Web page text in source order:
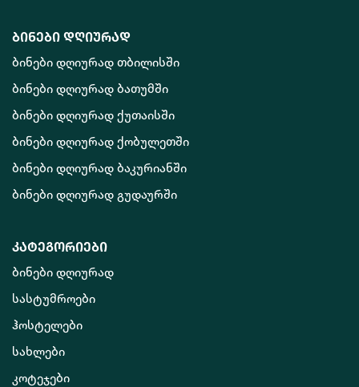
ბინები დღიურად
ბინები დღიურად თბილისში
ბინები დღიურად ბათუმში
ბინები დღიურად ქუთაისში
ბინები დღიურად ქობულეთში
ბინები დღიურად ბაკურიანში
ბინები დღიურად გუდაურში
კატეგორიები
ბინები დღიურად
სასტუმროები
ჰოსტელები
სახლები
კოტეჯები